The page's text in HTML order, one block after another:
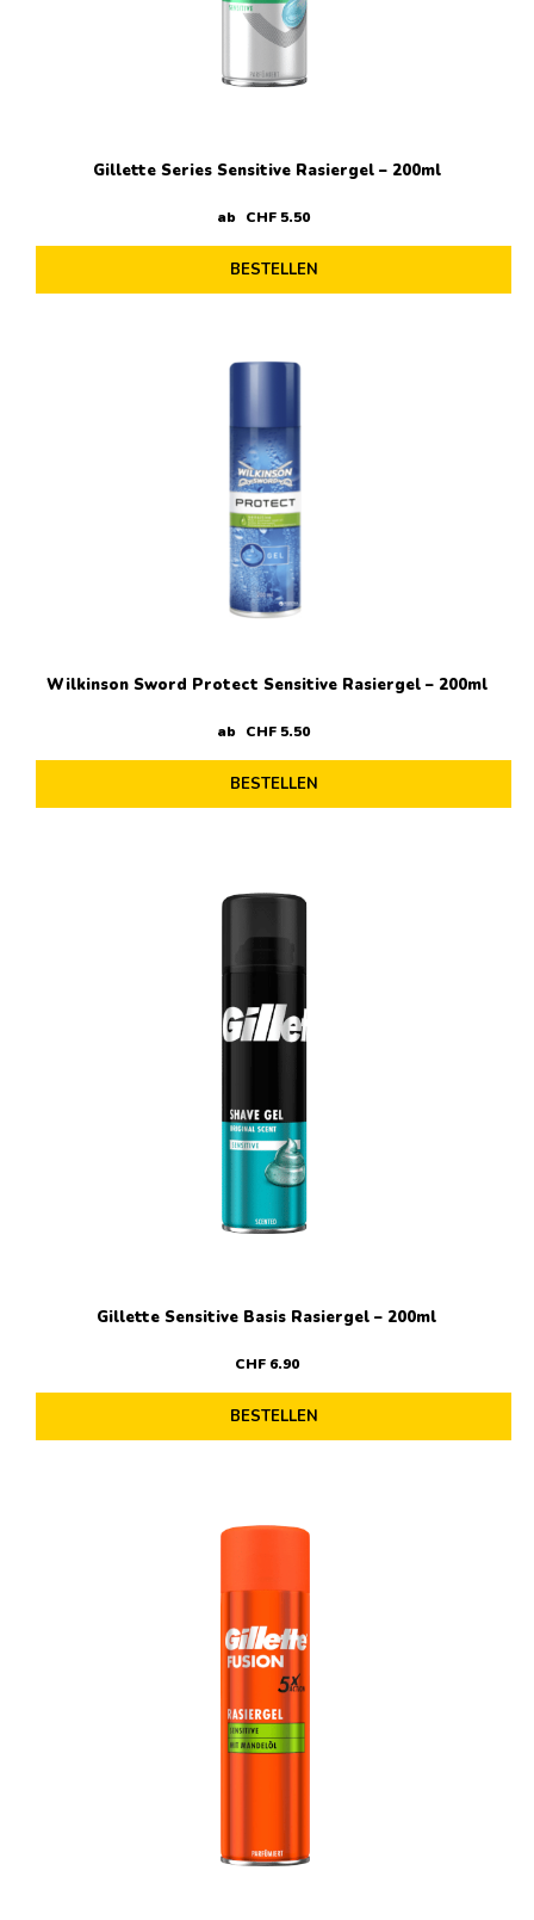
Gillette Series Sensitive Rasiergel – 200ml
ab CHF 5.50
BESTELLEN
Wilkinson Sword Protect Sensitive Rasiergel – 200ml
ab CHF 5.50
BESTELLEN
Gillette Sensitive Basis Rasiergel – 200ml
CHF6.90
BESTELLEN